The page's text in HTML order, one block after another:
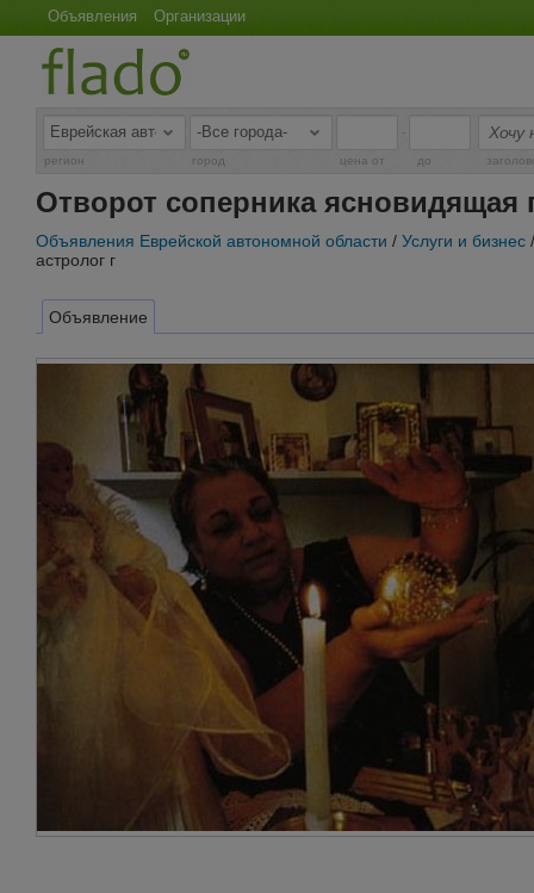
Объявления Организации
-
регион город цена от до
Отворот соперника ясновидящая
Объявления Еврейской автономной области / Услуги и бизнес
астролог г
Объявление